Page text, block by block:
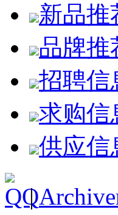
新品推
品牌推
招聘信
求购信
供应信
|